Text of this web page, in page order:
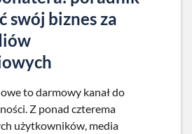
swój biznes za
to darmowy kanał do
Z ponad czterema
użytkowników, media